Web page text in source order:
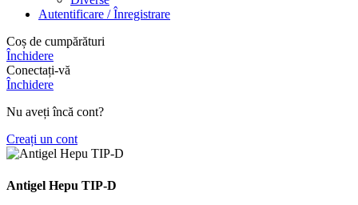
Autentificare / Înregistrare
Coș de cumpărături
Închidere
Conectați-vă
Închidere
Nu aveți încă cont?
Creați un cont
Antigel Hepu TIP-D